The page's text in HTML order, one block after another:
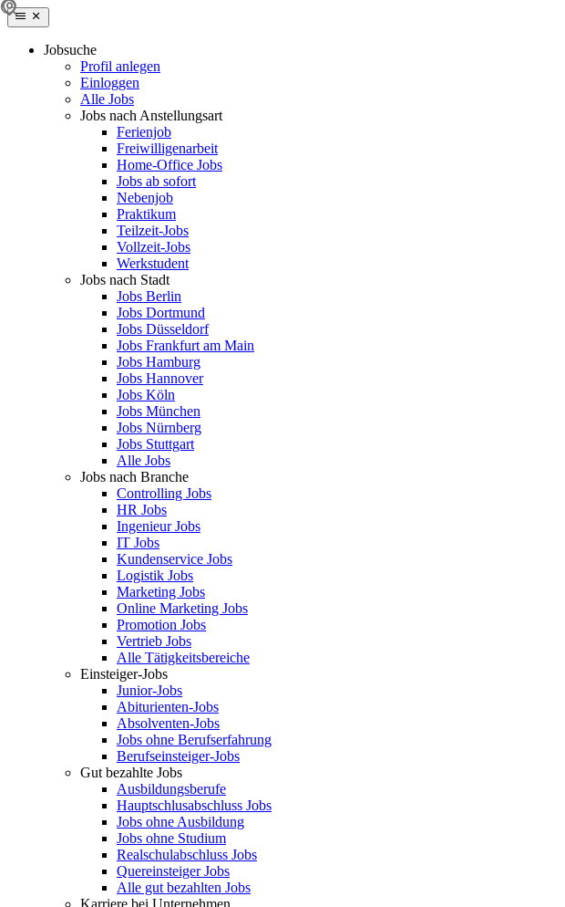
Jobsuche
Profil anlegen
Einloggen
Alle Jobs
Jobs nach Anstellungsart
Ferienjob
Freiwilligenarbeit
Home-Office Jobs
Jobs ab sofort
Nebenjob
Praktikum
Teilzeit-Jobs
Vollzeit-Jobs
Werkstudent
Jobs nach Stadt
Jobs Berlin
Jobs Dortmund
Jobs Düsseldorf
Jobs Frankfurt am Main
Jobs Hamburg
Jobs Hannover
Jobs Köln
Jobs München
Jobs Nürnberg
Jobs Stuttgart
Alle Jobs
Jobs nach Branche
Controlling Jobs
HR Jobs
Ingenieur Jobs
IT Jobs
Kundenservice Jobs
Logistik Jobs
Marketing Jobs
Online Marketing Jobs
Promotion Jobs
Vertrieb Jobs
Alle Tätigkeitsbereiche
Einsteiger-Jobs
Junior-Jobs
Abiturienten-Jobs
Absolventen-Jobs
Jobs ohne Berufserfahrung
Berufseinsteiger-Jobs
Gut bezahlte Jobs
Ausbildungsberufe
Hauptschlusabschluss Jobs
Jobs ohne Ausbildung
Jobs ohne Studium
Realschulabschluss Jobs
Quereinsteiger Jobs
Alle gut bezahlten Jobs
Karriere bei Unternehmen